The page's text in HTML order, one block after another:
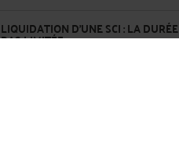
LIQUIDATION D’UNE SCI : LA
PAS LIMITÉE